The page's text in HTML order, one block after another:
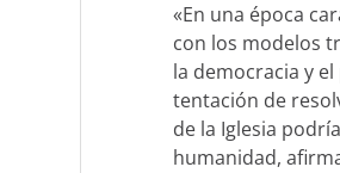
«En una época
con los modelos
la democracia y
tentación de
de la Iglesia
humanidad,